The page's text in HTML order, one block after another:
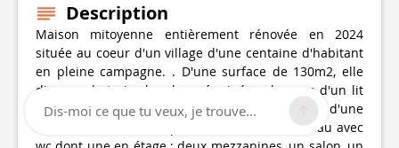
Description
Maison mitoyenne entièrement rénovée en 2024
située au coeur d'un village d'une centaine d'habitant
en pleine campagne. . D'une surface de 130m2, elle
dispose de trois chambres équipées chacune d'un lit
160x200, d'un bureau, d'un fauteuil et d'une
commode. Sont aussi présents deux salles d'eau avec
Dis-moi ce que tu veux, je trouve...